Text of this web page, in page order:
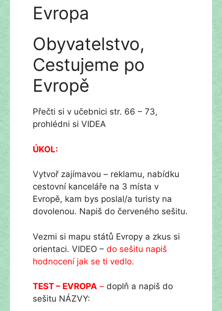
Evropa
Obyvatelstvo,
Cestujeme po
Evropě
Přečti si v učebnici str. 66 – 73,
prohlédni si VIDEA
ÚKOL:
Vytvoř zajímavou – reklamu, nabídku
cestovní kanceláře na 3 místa v
Evropě, kam bys poslal/a turisty na
dovolenou. Napiš do červeného sešitu.
Vezmi si mapu států Evropy a zkus si
orientaci. VIDEO – do sešitu napiš
hodnocení jak se ti vedlo.
TEST – EVROPA – doplň a napiš do
sešitu NÁZVY: